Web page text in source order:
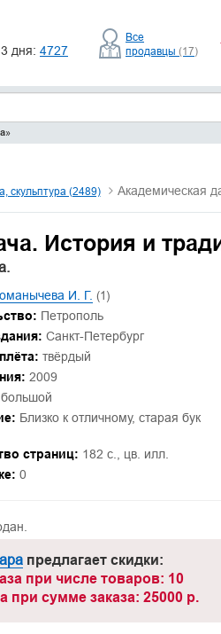
3 дня: 4727
Все
продавцы (17)
»
скульптура (2489) Академическая
История и
И. Г. (1)
Петрополь
Санкт-Петербург
твёрдый
2009
большой
Близко к отличному, старая бук
страниц: 182 с., цв. илл.
0
предлагает скидки:
при числе товаров: 10
при сумме заказа: 25000 р.